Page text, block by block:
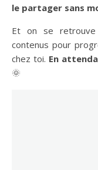
le partager sans
Et on se retrouve
contenus pour
chez toi. En
🌞